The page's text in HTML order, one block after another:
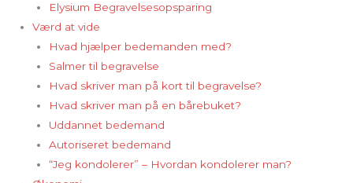
Elysium Begravelsesopsparing
Værd at vide
Hvad hjælper bedemanden med?
Salmer til begravelse
Hvad skriver man på kort til begravelse?
Hvad skriver man på en bårebuket?
Uddannet bedemand
Autoriseret bedemand
“Jeg kondolerer” – Hvordan kondolerer man?